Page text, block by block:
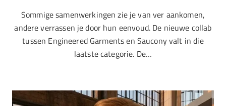
Sommige samenwerkingen zie je van ver aankomen,
andere verrassen je door hun eenvoud. De nieuwe collab
tussen Engineered Garments en Saucony valt in die
laatste categorie. De…